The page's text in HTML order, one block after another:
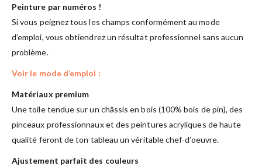
Peinture par numéros !
Si vous peignez tous les champs conformément au mode
d’emploi, vous obtiendrez un résultat professionnel sans aucun
problème.
Voir le mode d’emploi :
Matériaux premium
Une toile tendue sur un châssis en bois (100% bois de pin), des
pinceaux professionnaux et des peintures acryliques de haute
qualité feront de ton tableau un véritable chef-d’oeuvre.
Ajustement parfait des couleurs